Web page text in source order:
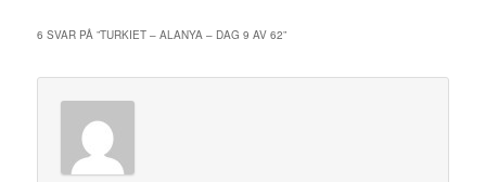
6 SVAR PÅ ”TURKIET – ALANYA – DAG 9 AV 62”